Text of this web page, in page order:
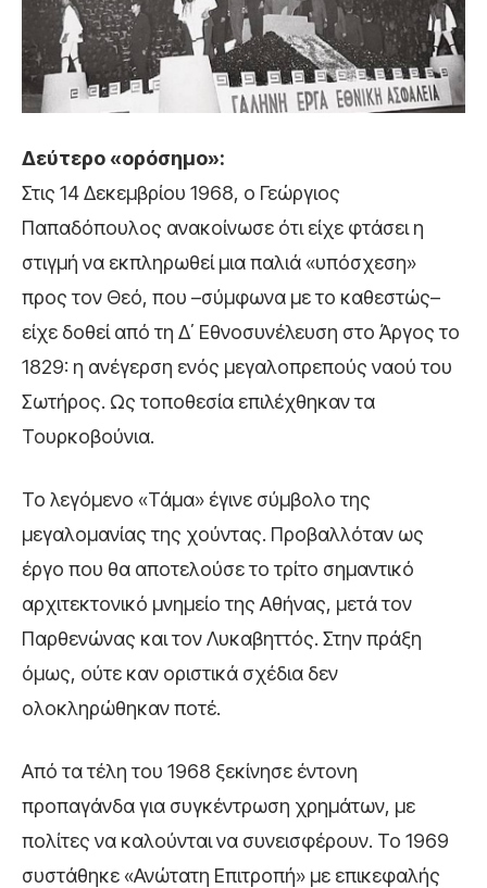
Δεύτερο «ορόσημο»:
Στις 14 Δεκεμβρίου 1968, ο Γεώργιος
Παπαδόπουλος ανακοίνωσε ότι είχε φτάσει η
στιγμή να εκπληρωθεί μια παλιά «υπόσχεση»
προς τον Θεό, που –σύμφωνα με το καθεστώς–
είχε δοθεί από τη Δ΄ Εθνοσυνέλευση στο Άργος το
1829: η ανέγερση ενός μεγαλοπρεπούς ναού του
Σωτήρος. Ως τοποθεσία επιλέχθηκαν τα
Τουρκοβούνια.
Το λεγόμενο «Τάμα» έγινε σύμβολο της
μεγαλομανίας της χούντας. Προβαλλόταν ως
έργο που θα αποτελούσε το τρίτο σημαντικό
αρχιτεκτονικό μνημείο της Αθήνας, μετά τον
Παρθενώνας και τονΛυκαβηττός. Στην πράξη
όμως, ούτε καν οριστικά σχέδια δεν
ολοκληρώθηκαν ποτέ.
Από τα τέλη του 1968 ξεκίνησε έντονη
προπαγάνδα για συγκέντρωση χρημάτων, με
πολίτες να καλούνται να συνεισφέρουν. Το 1969
συστάθηκε «Ανώτατη Επιτροπή» με επικεφαλής